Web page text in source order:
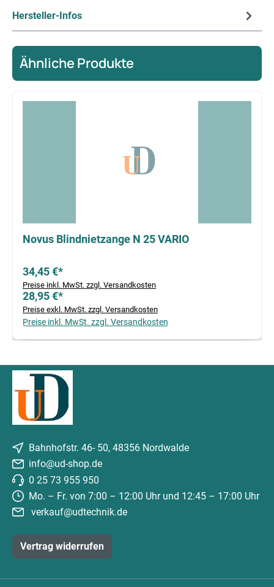
Hersteller-Infos
Ähnliche Produkte
Novus Blindnietzange N 25 VARIO
34,45 €*
Preise inkl. MwSt. zzgl. Versandkosten
28,95 €*
Preise exkl. MwSt. zzgl. Versandkosten
Preise inkl. MwSt. zzgl. Versandkosten
Bahnhofstr. 46- 50, 48356 Nordwalde
info@ud-shop.de
0 25 73 955 950
Mo. – Fr. von 7:00 – 12:00 Uhr und 12:45 – 17:00 Uhr
verkauf@udtechnik.de
Vertrag widerrufen